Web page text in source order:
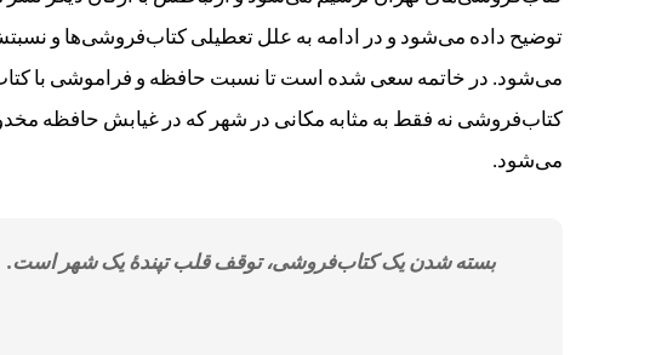
توضیح داده می‌شود و در ادامه به علل تعطیلی کتاب‌فروشی‌ها و
می‌شود. در خاتمه سعی شده است تا نسبت حافظه و فراموشی با
کتاب‌فروشی نه فقط به مثابه مکانی در شهر که در غیابش حافظه
می‌شود.
بسته شدن یک کتاب‌فروشی، توقف قلب تپندۀ یک شهر است.